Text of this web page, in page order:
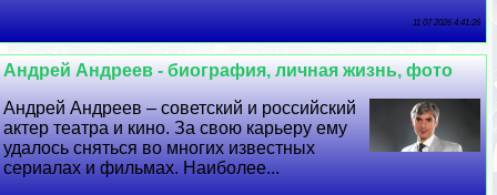
11 07 2026 4:41:26
Андрей Андреев - биография, личная жизнь, фото
Андрей Андреев – советский и российский
актер театра и кино. За свою карьеру ему
удалось сняться во многих известных
сериалах и фильмах. Наиболее...